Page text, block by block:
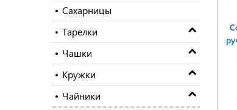
Сахарницы
Тарелки
Чашки
Кружки
Чайники